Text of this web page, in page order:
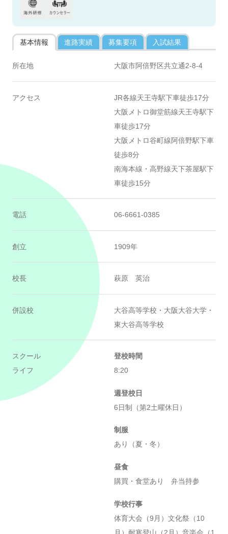
基本情報 進路実績 募集要項 入試結果
所在地 大阪市阿倍野区共立通2-8-4
アクセス
JR各線天王寺駅下車徒歩17分
大阪メトロ御堂筋線天王寺駅下
車徒歩17分
大阪メトロ谷町線阿倍野駅下車
徒歩8分
南海本線・高野線天下茶屋駅下
車徒歩15分
電話 06-6661-0385
創立 1909年
校長 萩原 英治
併設校
大谷高等学校・大阪大谷大学・
東大谷高等学校
スクール
ライフ
登校時間
8:20
週登校日
6日制（第2土曜休日）
制服
あり（夏・冬）
昼食
購買・食堂あり 弁当持参
学校行事
体育大会（9月）文化祭（10